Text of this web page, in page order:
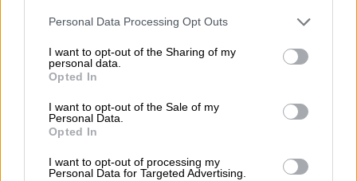
Personal Data Processing Opt Outs
I want to opt-out of the Sharing of my
personal data.
Opted In
I want to opt-out of the Sale of my
Personal Data.
Opted In
I want to opt-out of processing my
Personal Data for Targeted Advertising.
05.08.2026 - 11:30
διαμεσολαβητών
Ξεκινούν οι αιτήσεις στο vouchers.gov.gr για το Πρόγραμμα
«Τουρισμός για όλους 2026-2027»
05.08.2026 - 10:19